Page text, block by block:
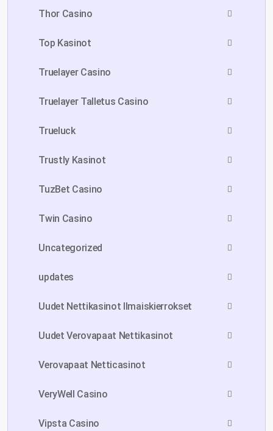
Thor Casino
Top Kasinot
Truelayer Casino
Truelayer Talletus Casino
Trueluck
Trustly Kasinot
TuzBet Casino
Twin Casino
Uncategorized
updates
Uudet Nettikasinot Ilmaiskierrokset
Uudet Verovapaat Nettikasinot
Verovapaat Netticasinot
VeryWell Casino
Vipsta Casino